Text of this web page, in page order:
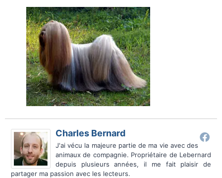
Charles Bernard
J'ai vécu la majeure partie de ma vie avec des
animaux de compagnie. Propriétaire de Lebernard
depuis plusieurs années, il me fait plaisir de
partager ma passion avec les lecteurs.